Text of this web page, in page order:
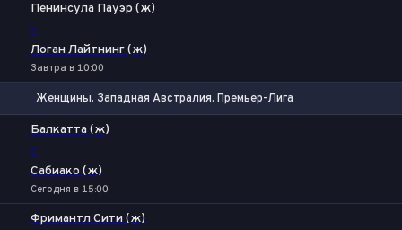
Пенинсула Пауэр (ж)
-
Логан Лайтнинг (ж)
Завтра в 10:00
Женщины. Западная Австралия. Премьер-Лига
Балкатта (ж)
-
Сабиако (ж)
Сегодня в 15:00
Фримантл Сити (ж)